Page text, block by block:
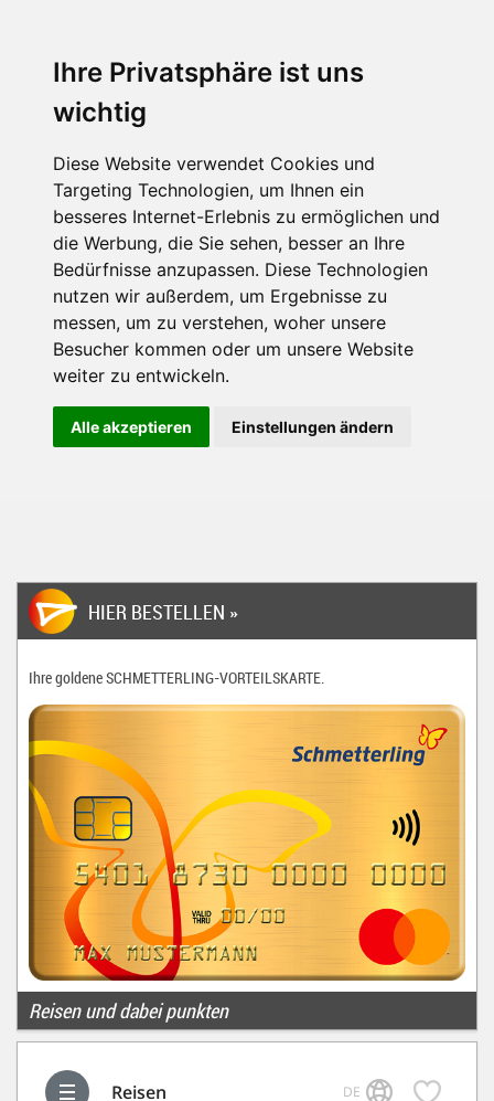
Ihre Privatsphäre ist uns
wichtig
Diese Website verwendet Cookies und
Targeting Technologien, um Ihnen ein
besseres Internet-Erlebnis zu ermöglichen und
die Werbung, die Sie sehen, besser an Ihre
Bedürfnisse anzupassen. Diese Technologien
nutzen wir außerdem, um Ergebnisse zu
messen, um zu verstehen, woher unsere
Besucher kommen oder um unsere Website
weiter zu entwickeln.
Alle akzeptieren Einstellungen ändern
HIER BESTELLEN »
Ihre goldeneSCHMETTERLING-VORTEILSKARTE.
Reisen und dabei punkten